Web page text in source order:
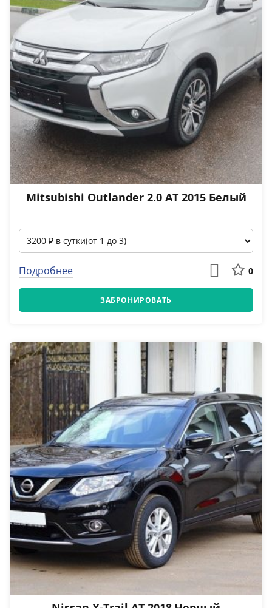
Mitsubishi Outlander 2.0 АТ 2015 Белый
Подробнее 0
ЗАБРОНИРОВАТЬ